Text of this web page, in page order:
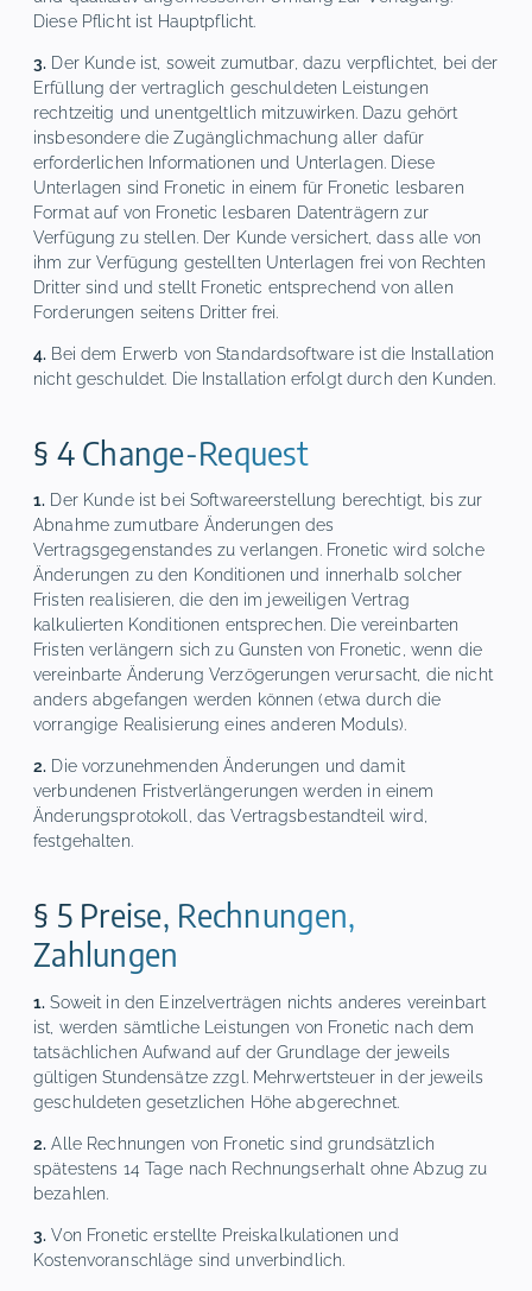
Diese Pflicht ist Hauptpflicht.
3. Der Kunde ist, soweit zumutbar, dazu verpflichtet, bei der
Erfüllung der vertraglich geschuldeten Leistungen
rechtzeitig und unentgeltlich mitzuwirken. Dazu gehört
insbesondere die Zugänglichmachung aller dafür
erforderlichen Informationen und Unterlagen. Diese
Unterlagen sind Fronetic in einem für Fronetic lesbaren
Format auf von Fronetic lesbaren Datenträgern zur
Verfügung zu stellen. Der Kunde versichert, dass alle von
ihm zur Verfügung gestellten Unterlagen frei von Rechten
Dritter sind und stellt Fronetic entsprechend von allen
Forderungen seitens Dritter frei.
4. Bei dem Erwerb von Standardsoftware ist die Installation
nicht geschuldet. Die Installation erfolgt durch den Kunden.
§ 4 Change-Request
1. Der Kunde ist bei Softwareerstellung berechtigt, bis zur
Abnahme zumutbare Änderungen des
Vertragsgegenstandes zu verlangen. Fronetic wird solche
Änderungen zu den Konditionen und innerhalb solcher
Fristen realisieren, die den im jeweiligen Vertrag
kalkulierten Konditionen entsprechen. Die vereinbarten
Fristen verlängern sich zu Gunsten von Fronetic, wenn die
vereinbarte Änderung Verzögerungen verursacht, die nicht
anders abgefangen werden können (etwa durch die
vorrangige Realisierung eines anderen Moduls).
2. Die vorzunehmenden Änderungen und damit
verbundenen Fristverlängerungen werden in einem
Änderungsprotokoll, das Vertragsbestandteil wird,
festgehalten.
§ 5 Preise, Rechnungen,
Zahlungen
1. Soweit in den Einzelverträgen nichts anderes vereinbart
ist, werden sämtliche Leistungen von Fronetic nach dem
tatsächlichen Aufwand auf der Grundlage der jeweils
gültigen Stundensätze zzgl. Mehrwertsteuer in der jeweils
geschuldeten gesetzlichen Höhe abgerechnet.
2. Alle Rechnungen von Fronetic sind grundsätzlich
spätestens 14 Tage nach Rechnungserhalt ohne Abzug zu
bezahlen.
3. Von Fronetic erstellte Preiskalkulationen und
Kostenvoranschläge sind unverbindlich.